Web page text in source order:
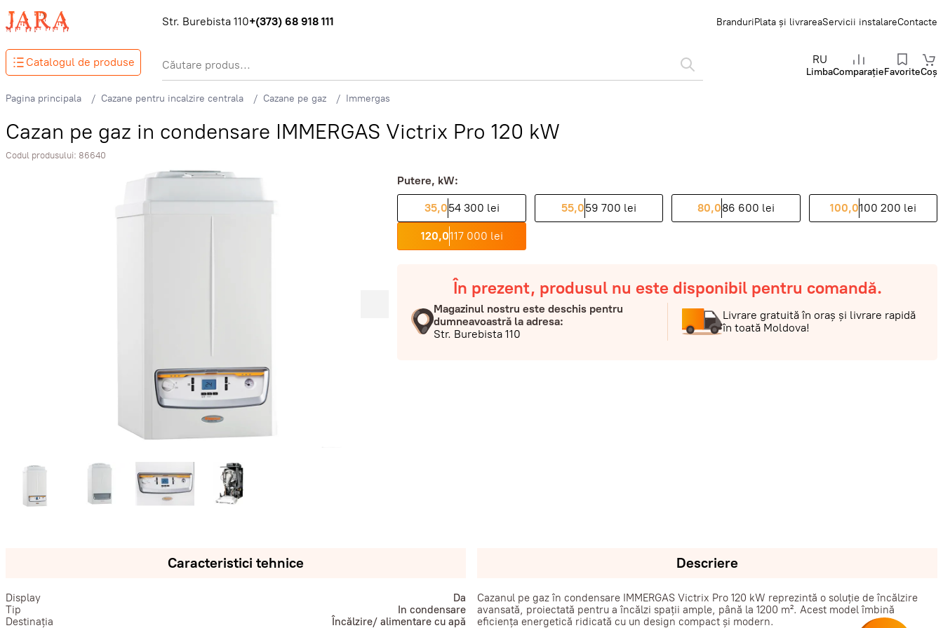
Str. Burebista 110+(373) 68 918 111 BranduriPlata și livrareaServicii instalareContacte
Catalogul de produse RU
LimbaComparațieFavoriteCoș
Pagina principala Cazane pentru incalzire centrala Cazane pe gaz Immergas
Cazan pe gaz in condensare IMMERGAS Victrix Pro 120 kW
Codul produsului: 86640
Putere, kW:
35,054 300 lei 55,059 700 lei 80,086 600 lei 100,0100 200 lei
120,0117 000 lei
În prezent, produsul nu este disponibil pentru comandă.
Magazinul nostru este deschis pentru
dumneavoastră la adresa:
Str. Burebista 110
Livrare gratuită în oraș și livrare rapidă
în toată Moldova!
Caracteristici tehnice
Display
Da
Tip
In condensare
Destinația
Încălzire/ alimentare cu apă
Descriere
Cazanul pe gaz în condensare IMMERGAS Victrix Pro 120 kW reprezintă o soluție de încălzire
avansată, proiectată pentru a încălzi spații ample, până la 1200 m². Acest model îmbină
eficiența energetică ridicată cu un design compact și modern.